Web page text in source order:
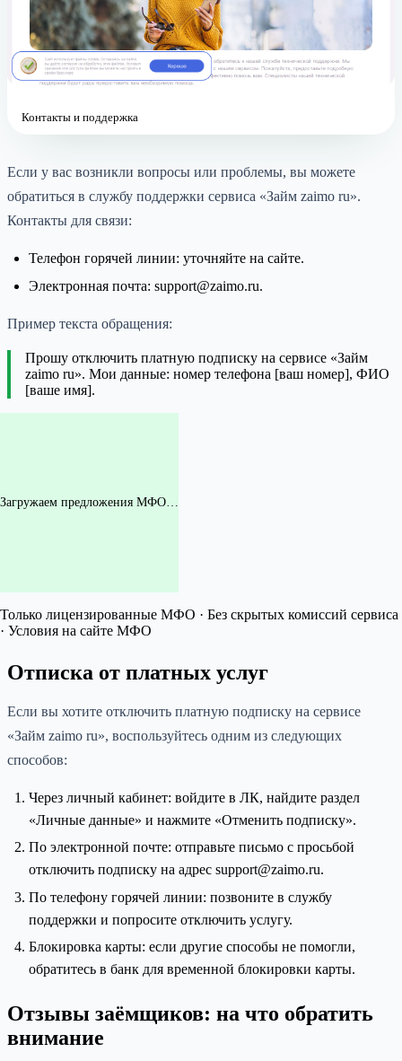
Контакты и поддержка
Если у вас возникли вопросы или проблемы, вы можете
обратиться в службу поддержки сервиса «Займ zaimo ru».
Контакты для связи:
Телефон горячей линии: уточняйте на сайте.
Электронная почта: support@zaimo.ru.
Пример текста обращения:
Прошу отключить платную подписку на сервисе «Займ
zaimo ru». Мои данные: номер телефона [ваш номер], ФИО
[ваше имя].
Загружаем предложения МФО…
Только лицензированные МФО · Без скрытых комиссий сервиса
· Условия на сайте МФО
Отписка от платных услуг
Если вы хотите отключить платную подписку на сервисе
«Займ zaimo ru», воспользуйтесь одним из следующих
способов:
Через личный кабинет: войдите в ЛК, найдите раздел
«Личные данные» и нажмите «Отменить подписку».
По электронной почте: отправьте письмо с просьбой
отключить подписку на адрес support@zaimo.ru.
По телефону горячей линии: позвоните в службу
поддержки и попросите отключить услугу.
Блокировка карты: если другие способы не помогли,
обратитесь в банк для временной блокировки карты.
Отзывы заёмщиков: на что обратить
внимание